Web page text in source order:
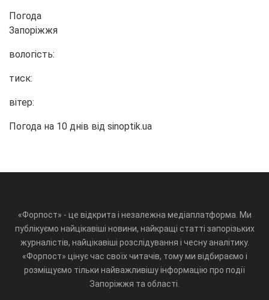
Погода
Запоріжжя
вологість:
тиск:
вітер:
Погода на 10 днів від sinoptik.ua
«Форпост» - це відкрита і незалежна медіаплатформа. Ми
публікуємо найцікавіші новини, найкращі статті запорізьких
журналістів, найцікавіші розслідування і чесну аналітику.
«Форпост» цінує час своїх читачів, тому ми відбираємо і
розміщуємо тільки найважливішу інформацію про події
Запоріжжя та області.